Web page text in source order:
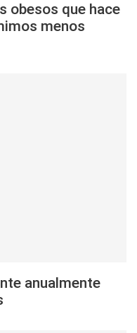
obesos que hace
menos
anualmente